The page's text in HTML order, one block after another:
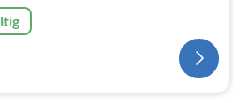
anwendbar) sowie